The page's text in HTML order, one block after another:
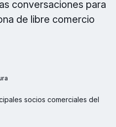
conversaciones para
de libre comercio
socios comerciales del